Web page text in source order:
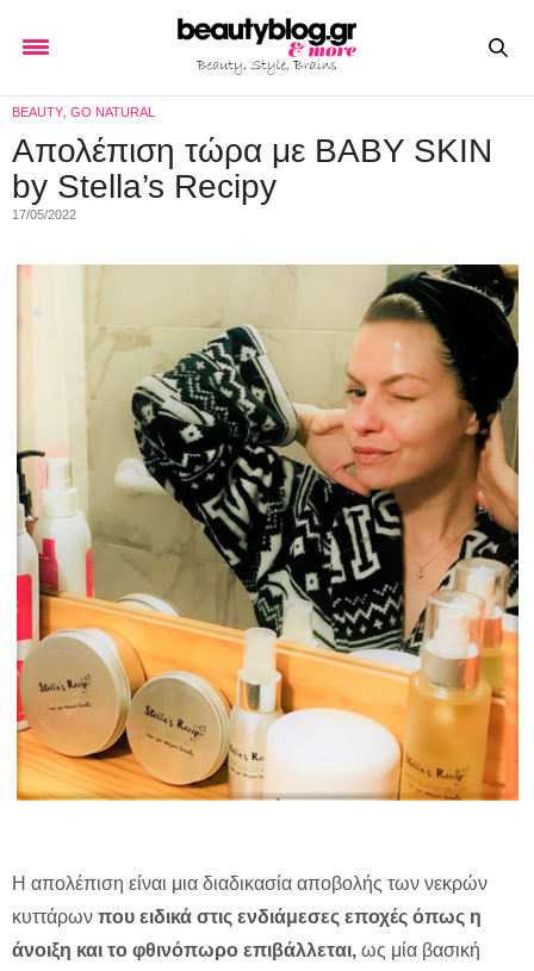
BEAUTY GO NATURAL
Απολέπιση τώρα με BABY SKIN
by Stella’s Recipy
17/05/2022
Η απολέπιση είναι μια διαδικασία αποβολής των νεκρών
κυττάρων που ειδικά στις ενδιάμεσες εποχές όπως η
άνοιξη και το φθινόπωρο επιβάλλεται, ως μία βασική